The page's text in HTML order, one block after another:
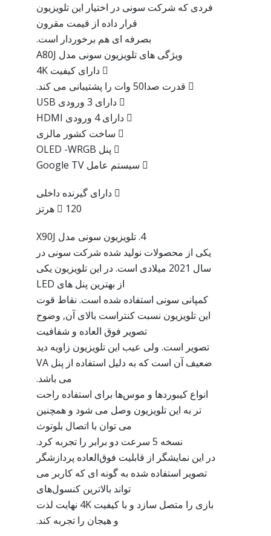
فردی که شرکت سونی در اختیار این تلویزیون
قرار داده از قیمت مقرون
بصرفه ای هم برخوردار است.
ویژگی های تلویزیون سونی مدل A80J
 دارای کیفیت 4K
 قدرت صدا50 وات را پشتیبانی می کند.
 دارای 3 ورودی USB
 دارای 4 ورودی HDMI
 ساخت کشور مالزی
 پنل OLED -WRGB
 سیستم عامل Google TV
 دارای گیرنده داخلی
 120 هرتز
4. تلویزیون سونی مدل X90J
یکی از محصولات نولید شده شرکت سونی در
سال 2021 میلادی است. در این تلویزیون یکی
از بهترین پنل های LED
کمپانی سونی استفاده شده است. نقاط قوت
این تلویزیون نسبت کنتراست بالای آن, وضوح
تصویر فوق العاده و شفافیت
تصویر است. ولی عیب این تلویزیون زاویه دید
ضعیف آن است که به دلیل استفاده از پنل VA
می باشد.
انواع کیبوردها و موس‌ها برای استفاده راحت
تر به این تلویزیون وصل می شود و همچنین
می توان با اتصال بلوتوث
نسخه 5 سرعت دو برابر را تجربه کرد.
در این نمایشگر از قابلیت فوق‌العاده پردازشگر
تصویر استفاده شده به گونه ‌ای که کاربر می
‌تواند بالاترین کنسول‌های
بازی را متصل سازد و با کیفیت 4K نهایت لذت
و هیجان را تجربه کند.